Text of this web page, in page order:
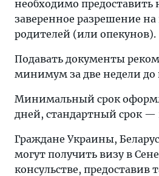
необходимо предоставить
заверенное разрешение на
родителей (или опекунов).
Подавать документы
минимум за две недели до
Минимальный срок
дней, стандартный срок —
Граждане Украины,
могут получить визу в
консульстве, предоставив